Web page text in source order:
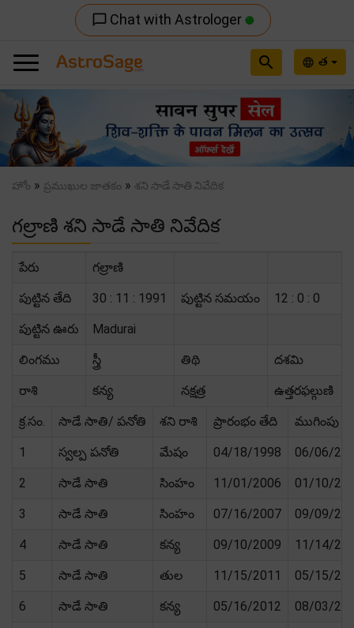
chat_bubble_outline Chat with Astrologer
language త
search
Previous
హోం » ప్రముఖుల జాతకం » శని సాడే సాతి నివేదిక
గల్రాణి శని సాడే సాతి నివేదిక
పేరు గల్రాణి
పుట్టిన తేది 30 : 11 : 1991 పుట్టిన సమయం 12 : 0 : 0
పుట్టిన ఊరు Madurai
లింగము స్త్రీ తిథి దశమి
రాశి కన్య నక్షత్ర ఉత్తరఫల్గుణి
క్ర.సం. సాడే సాతి/ పనోతి శని రాశి ప్రారంభం తేది ముగింపు
1 స్వల్ప పనోతి మేషం 04/18/1998 06/06/
2 సాడే సాతి సింహం 11/01/2006 01/10/
3 సాడే సాతి సింహం 07/16/2007 09/09/
4 సాడే సాతి కన్య 09/10/2009 11/14/
5 సాడే సాతి తుల 11/15/2011 05/15/
6 సాడే సాతి కన్య 05/16/2012 08/03/